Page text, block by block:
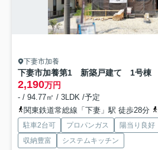
下妻市加養
下妻市加養第1 新築戸建て 1号棟
2,190万円
- / 94.77㎡ / 3LDK /予定
関東鉄道常総線「下妻」駅 徒歩28分
駐車2台可 プロパンガス 陽当り良好
収納豊富
システムキッチン